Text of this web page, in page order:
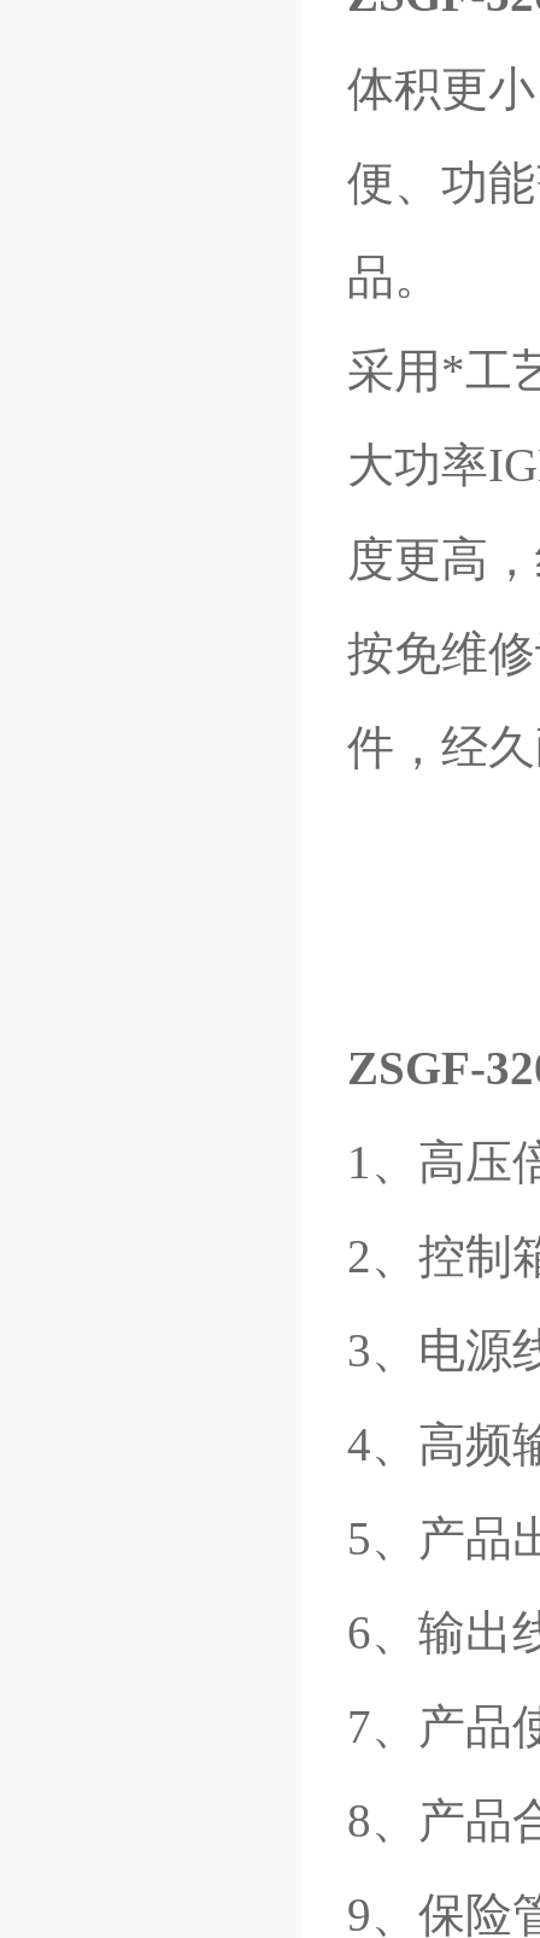
体积更
便、功
品。
采用*工
大功率
度更高
按免维
件，经
ZSGF-
1、高压
2、控制
3、电源
4、高频
5、产品
6、输出
7、产品
8、产品
9、保险